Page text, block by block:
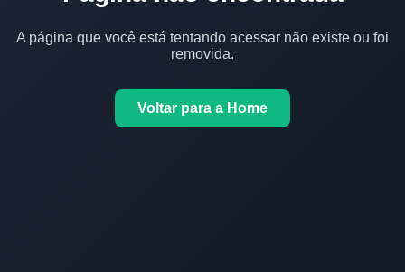
A página que você está tentando acessar não existe ou foi
removida.
Voltar para a Home